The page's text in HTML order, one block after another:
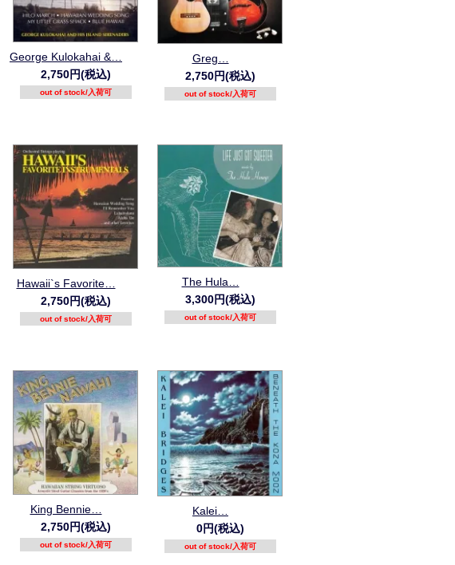
George Kulokahai &…
2,750円(税込)
out of stock/入荷可
Greg…
2,750円(税込)
out of stock/入荷可
Hawaii`s Favorite…
2,750円(税込)
out of stock/入荷可
The Hula…
3,300円(税込)
out of stock/入荷可
King Bennie…
2,750円(税込)
out of stock/入荷可
Kalei…
0円(税込)
out of stock/入荷可